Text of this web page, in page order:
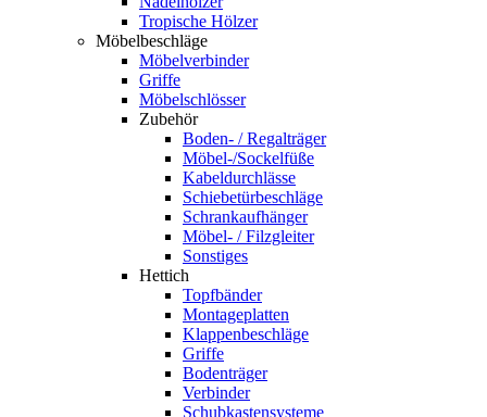
Tropische Hölzer
Möbelbeschläge
Möbelverbinder
Griffe
Möbelschlösser
Zubehör
Boden- / Regalträger
Möbel-/Sockelfüße
Kabeldurchlässe
Schiebetürbeschläge
Schrankaufhänger
Möbel- / Filzgleiter
Sonstiges
Hettich
Topfbänder
Montageplatten
Klappenbeschläge
Griffe
Bodenträger
Verbinder
Schubkastensysteme